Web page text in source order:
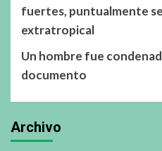
fuertes, puntualmente
extratropical
Un hombre fue
documento
Archivo